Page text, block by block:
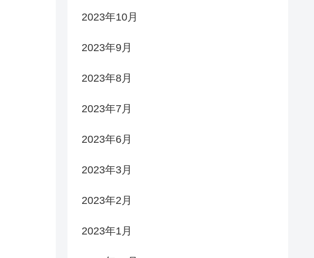
2023年10月
2023年9月
2023年8月
2023年7月
2023年6月
2023年3月
2023年2月
2023年1月